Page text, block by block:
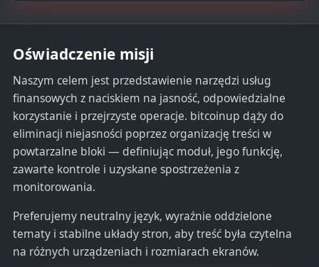
Oświadczenie misji
Naszym celem jest przedstawienie narzędzi usług
finansowych z naciskiem na jasność, odpowiedzialne
korzystanie i przejrzyste operacje. bitcoinup dąży do
eliminacji niejasności poprzez organizację treści w
powtarzalne bloki — definiując moduł, jego funkcję,
zawarte kontrole i uzyskane spostrzeżenia z
monitorowania.
Preferujemy neutralny język, wyraźnie oddzielone
tematy i stabilne układy stron, aby treść była czytelna
na różnych urządzeniach i rozmiarach ekranów.